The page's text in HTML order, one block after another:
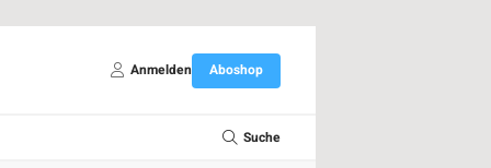
Anmelden Aboshop
Suche